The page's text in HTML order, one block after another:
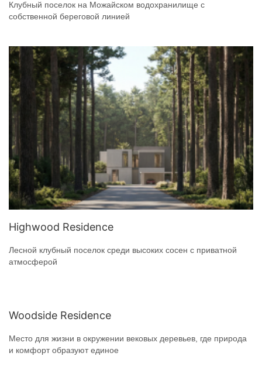
Клубный поселок на Можайском водохранилище с
собственной береговой линией
Highwood Residence
Лесной клубный поселок среди высоких сосен с приватной
атмосферой
Woodside Residence
Место для жизни в окружении вековых деревьев, где природа
и комфорт образуют единое